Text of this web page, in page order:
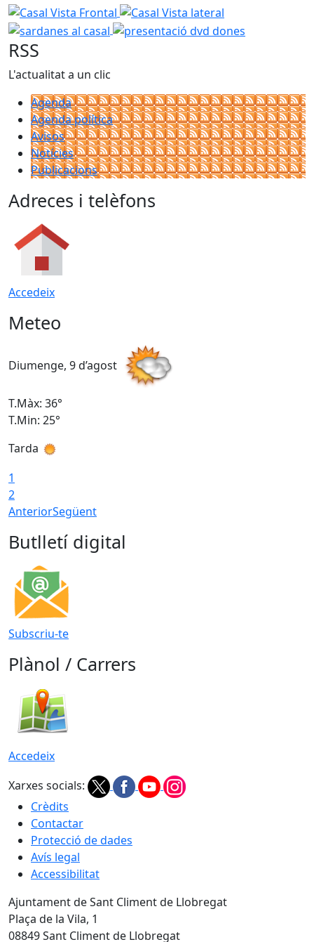
Casal Vista Frontal Casal Vista lateral
presentació dvd dones
RSS
L'actualitat a un clic
Agenda
Agenda política
Avisos
Notícies
Publicacions
Adreces i telèfons
Accedeix
Meteo
Diumenge, 9 d’agost
T.Màx: 36°
T.Min: 25°
Tarda
1
2
AnteriorSegüent
Butlletí digital
Subscriu-te
Plànol / Carrers
Accedeix
Xarxes socials:
Crèdits
Contactar
Protecció de dades
Avís legal
Accessibilitat
Ajuntament de Sant Climent de Llobregat
Plaça de la Vila, 1
08849 Sant Climent de Llobregat